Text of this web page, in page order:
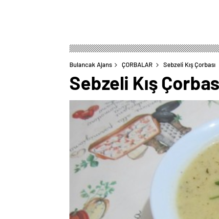
Bulancak Ajans ÇORBALAR Sebzeli Kış Çorbası
Sebzeli Kış